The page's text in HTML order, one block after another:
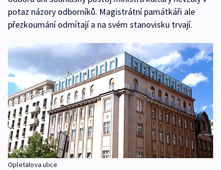
potaz názory odborníků. Magistrátní památkáři ale
přezkoumání odmítají a na svém stanovisku trvají.
Opletalova ulice